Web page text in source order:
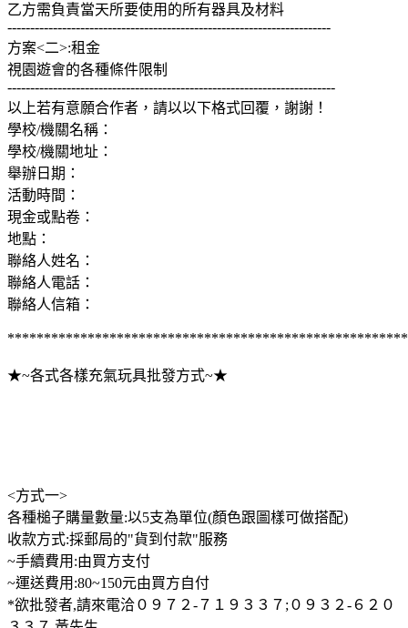
乙方需負責當天所要使用的所有器具及材料
-----------------------------------------------------------------------
方案<二>:租金
視園遊會的各種條件限制
------------------------------------------------------------------------
以上若有意願合作者，請以以下格式回覆，謝謝！
學校/機關名稱：
學校/機關地址：
舉辦日期：
活動時間：
現金或點卷：
地點：
聯絡人姓名：
聯絡人電話：
聯絡人信箱：
★~各式各樣充氣玩具批發方式~★
<方式一>
各種槌子購量數量:以5支為單位(顏色跟圖樣可做搭配)
收款方式:採郵局的"貨到付款"服務
~手續費用:由買方支付
~運送費用:80~150元由買方自付
*欲批發者,請來電洽０９７２-７１９３３７;０９３２-６２０